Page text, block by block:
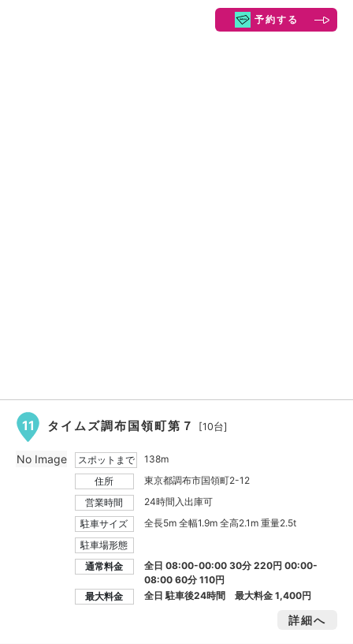
予約する
11 タイムズ調布国領町第７ [10台]
スポットまで
138m
住所
東京都調布市国領町2-12
営業時間
24時間入出庫可
駐車サイズ
全長5m 全幅1.9m 全高2.1m 重量2.5t
駐車場形態
通常料金
全日 08:00-00:00 30分 220円 00:00-
08:00 60分 110円
最大料金
全日 駐車後24時間 最大料金1,400円
詳細へ
No Image